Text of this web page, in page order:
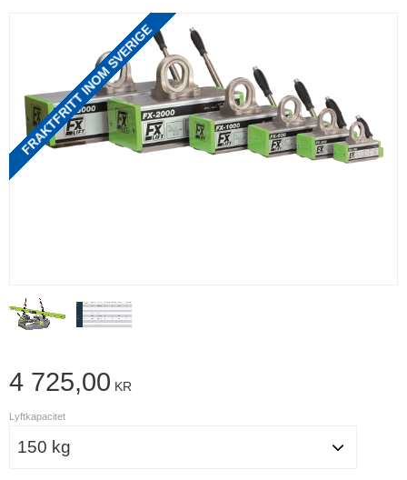
FRAKTFRITT INOM SVERIGE
4 725,00 KR
Lyftkapacitet